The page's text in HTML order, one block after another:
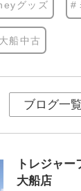
グッズ #
船中古
ブログ一覧
トレジャ
大船店